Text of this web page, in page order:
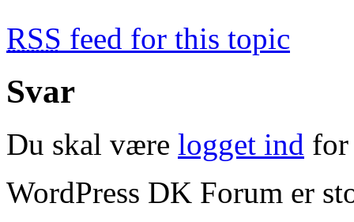
RSS feed for this topic
Svar
Du skal være logget ind for
WordPress DK Forum er